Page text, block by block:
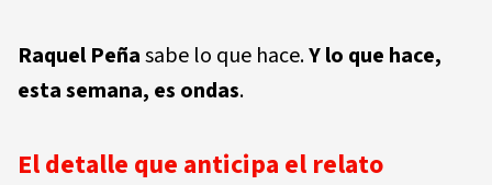
Raquel Peñasabe lo que hace.Y lo que hace,
esta semana, es ondas.
El detalle que anticipa el relato